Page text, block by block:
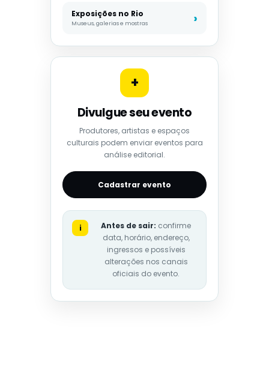
Exposições no Rio
Museus, galerias e mostras
+
Divulgue seu evento
Produtores, artistas e espaços
culturais podem enviar eventos para
análise editorial.
Cadastrar evento
i Antes de sair: confirme
data, horário, endereço,
ingressos e possíveis
alterações nos canais
oficiais do evento.